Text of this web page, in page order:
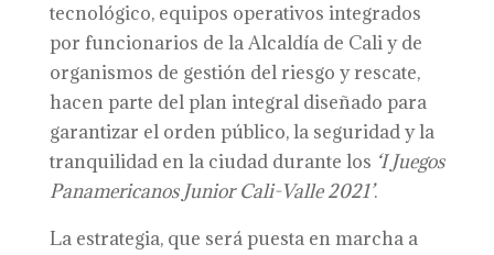
tecnológico, equipos operativos integrados
por funcionarios de la Alcaldía de Cali y de
organismos de gestión del riesgo y rescate,
hacen parte del plan integral diseñado para
garantizar el orden público, la seguridad y la
tranquilidad en la ciudad durante los ‘I Juegos
Panamericanos JuniorCali-Valle2021’.
La estrategia, que será puesta en marcha a